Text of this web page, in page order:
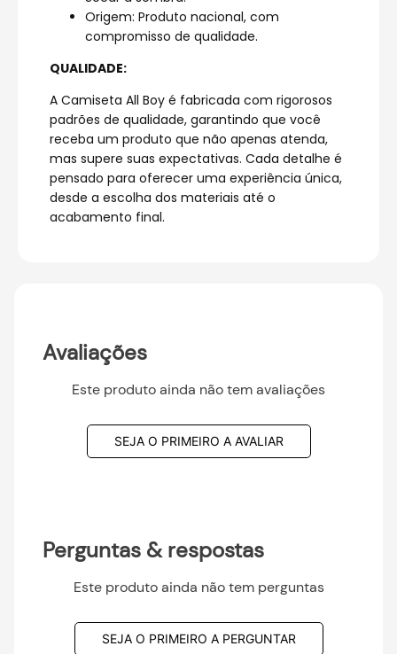
Origem: Produto nacional, com
compromisso de qualidade.
QUALIDADE:
A Camiseta All Boy é fabricada com rigorosos
padrões de qualidade, garantindo que você
receba um produto que não apenas atenda,
mas supere suas expectativas. Cada detalhe é
pensado para oferecer uma experiência única,
desde a escolha dos materiais até o
acabamento final.
Avaliações
Este produto ainda não tem avaliações
SEJA O PRIMEIRO A AVALIAR
Perguntas & respostas
Este produto ainda não tem perguntas
SEJA O PRIMEIRO A PERGUNTAR